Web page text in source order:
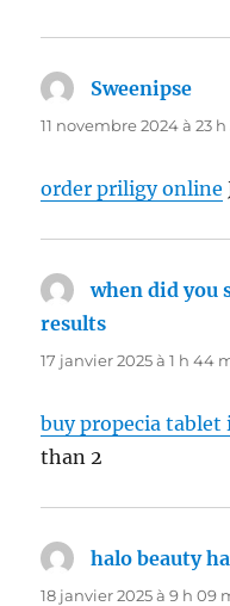
Sweenipse
11 novembre 2024 à 23
order priligy online
when did you
results
17 janvier 2025 à 1 h 44
buy propecia tablet
than 2
halo beauty
18 janvier 2025 à 9 h 09